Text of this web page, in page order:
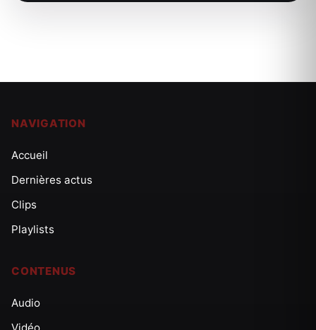
NAVIGATION
Accueil
Dernières actus
Clips
Playlists
CONTENUS
Audio